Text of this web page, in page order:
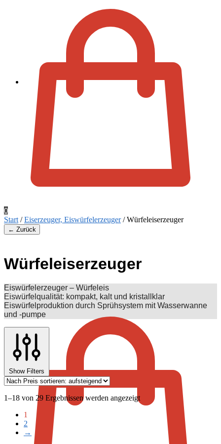
Zur Kassa
€0,00
0
Start /Eiserzeuger, Eiswürfelerzeuger/Würfeleiserzeuger
← Zurück
Würfeleiserzeuger
Eiswürfelerzeuger – Würfeleis
Eiswürfelqualität: kompakt, kalt und kristallklar
Eiswürfelproduktion durch Sprühsystem mit Wasserwanne
und -pumpe
Show Filters
1–18 von 29 Ergebnissen werden angezeigtNach
Preis
aufsteigend
1
2
→